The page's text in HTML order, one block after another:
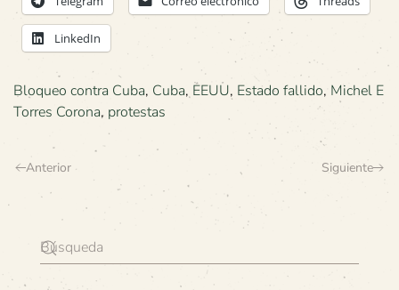
LinkedIn
Bloqueo contra Cuba, Cuba, EEUU, Estado fallido, Michel E
Torres Corona, protestas
Anterior Siguiente